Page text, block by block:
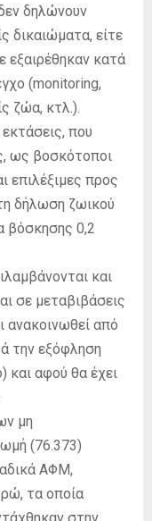
δηλώνουν
δικαιώματα, είτε
εξαιρέθηκαν κατά
(monitoring,
ζώα, κτλ.).
που
ως βοσκότοποι
επιλέξιμες προς
δήλωση ζωικού
βόσκησης 0,2
και
σε μεταβιβάσεις
ανακοινωθεί από
την εξόφληση
και αφού θα έχει
μη
(76.373)
ΑΦΜ,
τα οποία